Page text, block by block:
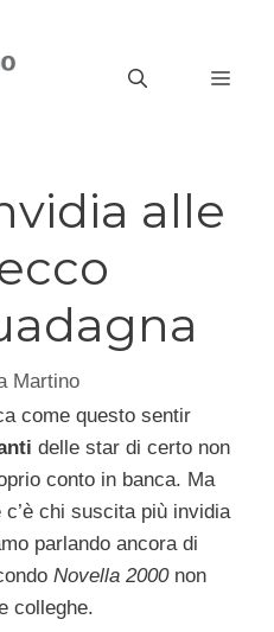
alle
Martino
come questo sentir
delle star di certo non
conto in banca. Ma
chi suscita più invidia
parlando ancora di
Novella 2000non
colleghe.